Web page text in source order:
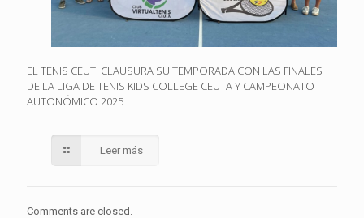
EL TENIS CEUTI CLAUSURA SU TEMPORADA CON LAS FINALES
DE LA LIGA DE TENIS KIDS COLLEGE CEUTA Y CAMPEONATO
AUTONÓMICO 2025
Leer más
Comments are closed.